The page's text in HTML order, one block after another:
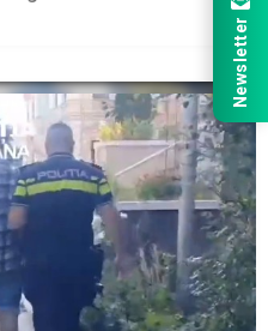
Newsletter